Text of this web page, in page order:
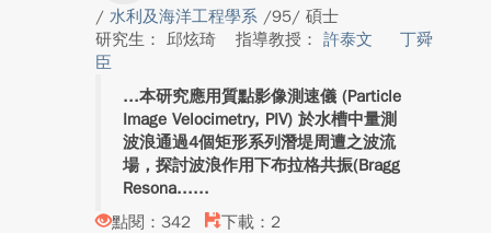
/ 水利及海洋工程學系 /95/ 碩士
研究生： 邱炫琦
指導教授： 許泰文
丁舜
臣
本研究應用質點影像測速儀 (Particle
Image Velocimetry, PIV) 於水槽中量測
波浪通過4個矩形系列潛堤周遭之波流
場，探討波浪作用下布拉格共振(Bragg
Resona...
點閱：342
下載：2